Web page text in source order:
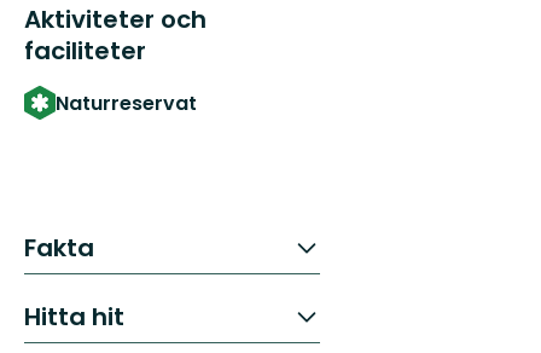
Aktiviteter och
faciliteter
Naturreservat
Fakta
Hitta hit